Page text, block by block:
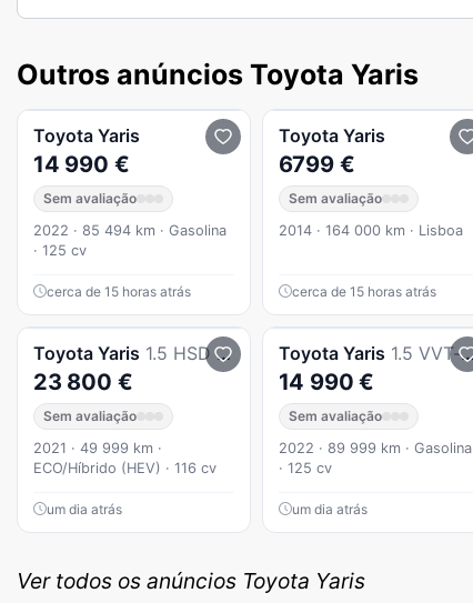
Outros anúncios Toyota Yaris
Toyota Yaris
14 990 €
Sem avaliação
2022 · 85 494 km · Gasolina
· 125 cv
cerca de 15 horas atrás
Toyota Yaris
6799 €
Sem avaliação
2014 · 164 000 km · Lisboa
cerca de 15 horas atrás
Toyota Yaris 1.5 HSD Exclusive+Pack Luxury
23 800 €
Sem avaliação
2021 · 49 999 km ·
ECO/Híbrido (HEV) · 116 cv
um dia atrás
Toyota Yaris 1.5 VVT-i Comfort
14 990 €
Sem avaliação
2022 · 89 999 km · Gasolina
· 125 cv
um dia atrás
Ver todos os anúncios Toyota Yaris